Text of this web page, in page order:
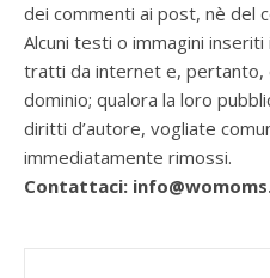
dei commenti ai post, nè del
Alcuni testi o immagini
tratti da internet e, pertanto,
dominio; qualora la loro
diritti d’autore, vogliate
immediatamente rimossi.
Contattaci: